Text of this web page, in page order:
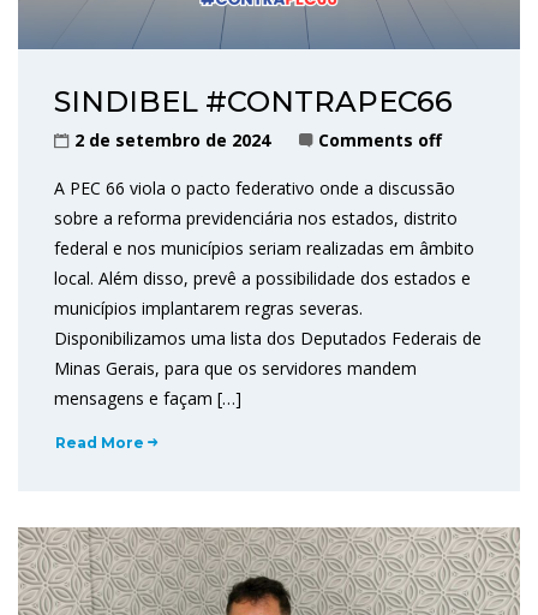
SINDIBEL #CONTRAPEC66
2 de setembro de 2024 Comments off
A PEC 66 viola o pacto federativo onde a discussão
sobre a reforma previdenciária nos estados, distrito
federal e nos municípios seriam realizadas em âmbito
local. Além disso, prevê a possibilidade dos estados e
municípios implantarem regras severas.
Disponibilizamos uma lista dos Deputados Federais de
Minas Gerais, para que os servidores mandem
mensagens e façam […]
Read More